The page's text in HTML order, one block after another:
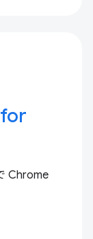
Chrome